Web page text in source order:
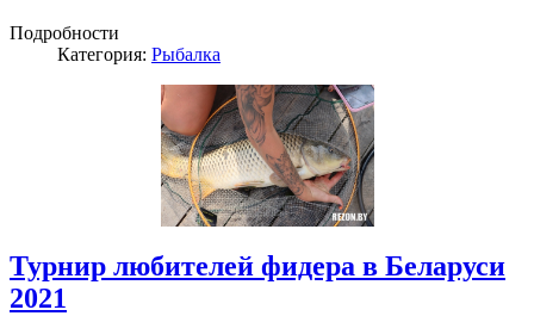
Подробности
Категория: Рыбалка
Турнир любителей фидера в Беларуси
2021